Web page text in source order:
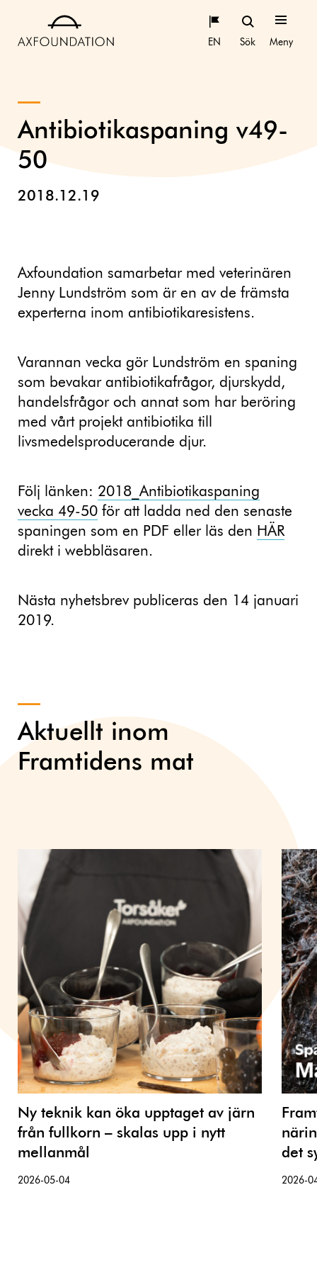
EN Sök Meny
Antibiotikaspaning v49-
50
2018.12.19
Axfoundation samarbetar med veterinären
Jenny Lundström som är en av de främsta
experterna inom antibiotikaresistens.
Varannan vecka gör Lundström en spaning
som bevakar antibiotikafrågor, djurskydd,
handelsfrågor och annat som har beröring
med vårt projekt antibiotika till
livsmedelsproducerande djur.
Följ länken: 2018_Antibiotikaspaning
vecka 49-50 för att ladda ned den senaste
spaningen som en PDF eller läs den HÄR
direkt i webbläsaren.
Nästa nyhetsbrev publiceras den 14 januari
2019.
Aktuellt inom
Framtidens mat
Ny teknik kan öka upptaget av järn
från fullkorn – skalas upp i nytt
mellanmål
2026-05-04
det
2026-